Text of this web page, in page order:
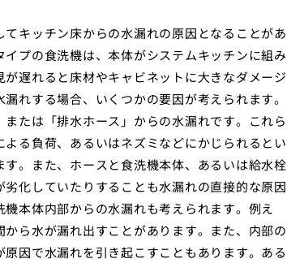
キッチン床からの水漏れの原因となることがあ
イプの食洗機は、本体がシステムキッチンに組み
遅れると床材やキャビネットに大きなダメージ
れする場合、いくつかの要因が考えられます。
たは「排水ホース」からの水漏れです。これら
る負荷、あるいはネズミなどにかじられるとい
。また、ホースと食洗機本体、あるいは給水栓
化していたりすることも水漏れの直接的な原因
機本体内部からの水漏れも考えられます。例え
ら水が漏れ出すことがあります。また、内部の
因で水漏れを引き起こすこともあります。ある